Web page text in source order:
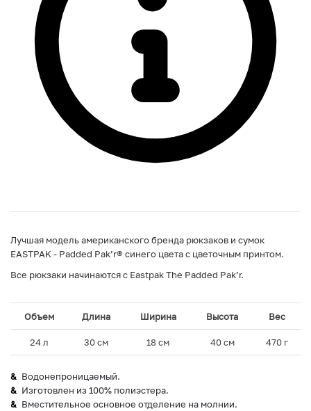
Лучшая модель американского бренда рюкзаков и сумок
EASTPAK - Padded Pak’r® синего цвета с цветочным принтом.
Все рюкзаки начинаются с Eastpak The Padded Pak’r.
Объем Длина Ширина Высота Вес
24 л 30 см 18 см 40 см 470 г
Водонепроницаемый.
Изготовлен из 100% полиэстера.
Вместительное основное отделение на молнии.